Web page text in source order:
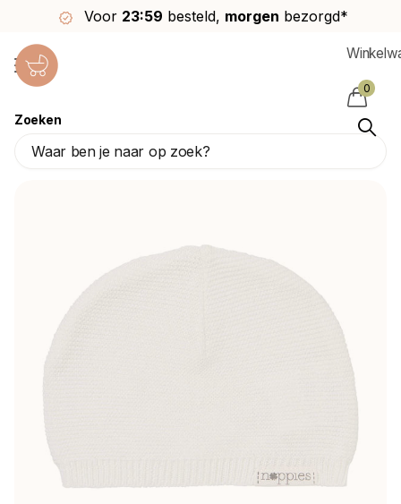
Voor 23:59 besteld, morgen bezorgd*
Zoeken
0
Noppies Baby Mutsje Rosita White
Noppies